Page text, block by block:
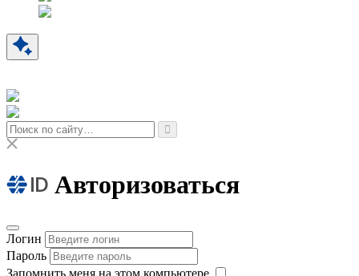
Авторизоваться
Логин
Пароль